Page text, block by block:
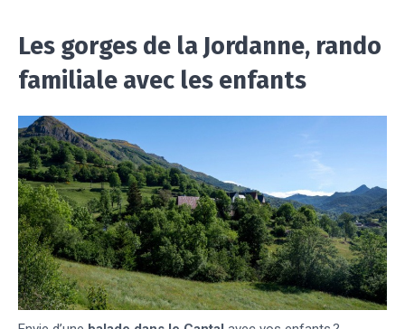
Les gorges de la Jordanne, rando
familiale avec les enfants